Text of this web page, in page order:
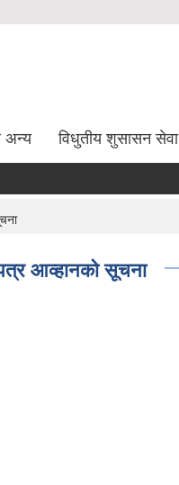
अन्य विधुतीय शुसासन सेवा
आव्हानको सूचना